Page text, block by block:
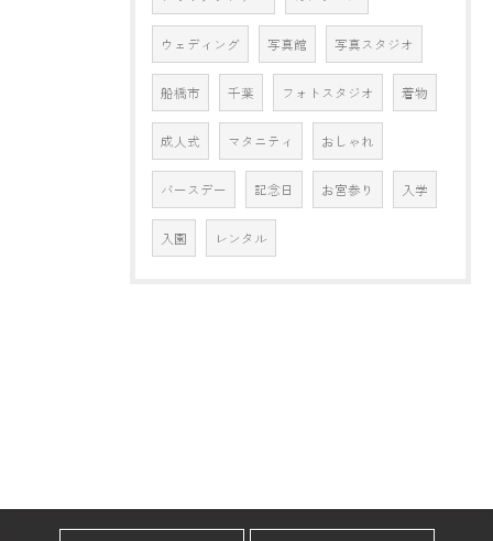
ウェディング 写真館 写真スタジオ
船橋市 千葉 フォトスタジオ 着物
成人式 マタニティ おしゃれ
バースデー 記念日 お宮参り 入学
入園 レンタル